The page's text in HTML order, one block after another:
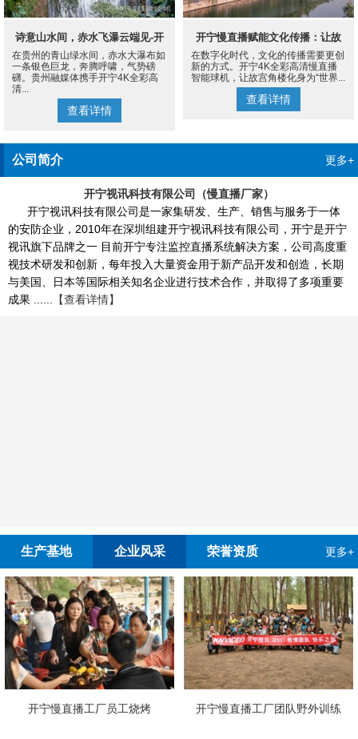
诗意山水间，赤水飞瀑云端见-开
宁4K慢直播摄像机
在贵州的青山绿水间，赤水大瀑布如
一条银色巨龙，奔腾呼啸，气势磅
礴。贵州融媒体携手开宁4K全彩高
清...
查看详情
开宁慢直播赋能文化传播：让故
宫角楼成为世界的文化客厅
在数字化时代，文化的传播需要更创
新的方式。开宁4K全彩高清慢直播
智能球机，让故宫角楼化身为“世界...
查看详情
公司简介 更多+
开宁视讯科技有限公司（慢直播厂家）
开宁视讯科技有限公司是一家集研发、生产、销售与服务于一体
的安防企业，2010年在深圳组建开宁视讯科技有限公司，开宁是开宁
视讯旗下品牌之一 目前开宁专注监控直播系统解决方案，公司高度重
视技术研发和创新，每年投入大量资金用于新产品开发和创造，长期
与美国、日本等国际相关知名企业进行技术合作，并取得了多项重要
成果 ......
【查看详情】
生产基地 企业风采 荣誉资质 更多+
工厂员工烧烤
开宁慢直播工厂团队野外训练